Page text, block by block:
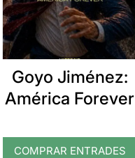
Goyo Jiménez:
América Forever
COMPRAR ENTRADES